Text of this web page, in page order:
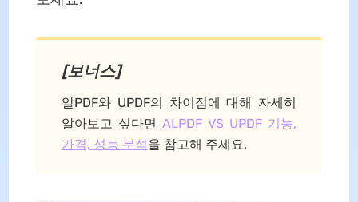
[보너스]
알PDF와 UPDF의 차이점에 대해 자세히
알아보고 싶다면 ALPDF VS UPDF 기능,
가격, 성능 분석을 참고해 주세요.